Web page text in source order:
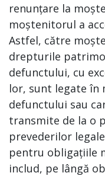
renunțare la
moștenitorul a
Astfel, către
drepturile
defunctului, cu
lor, sunt legate în
defunctului sau
transmite de la o
prevederilor
pentru obligațiile
includ, pe lângă